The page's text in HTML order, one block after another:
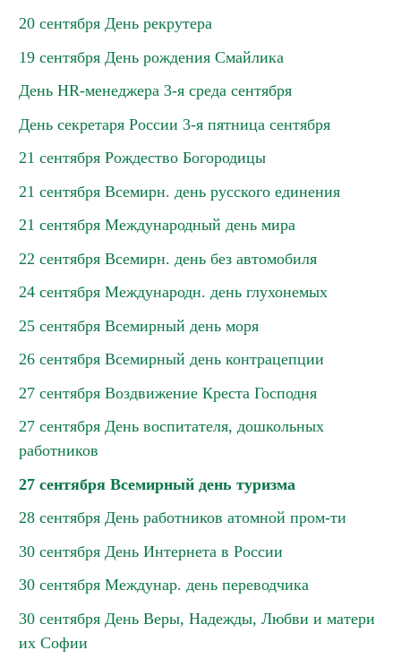
20 сентября День рекрутера
19 сентября День рождения Смайлика
День HR-менеджера 3-я среда сентября
День секретаря России 3-я пятница сентября
21 сентября Рождество Богородицы
21 сентября Всемирн. день русского единения
21 сентября Международный день мира
22 сентября Всемирн. день без автомобиля
24 сентября Международн. день глухонемых
25 сентября Всемирный день моря
26 сентября Всемирный день контрацепции
27 сентября Воздвижение Креста Господня
27 сентября День воспитателя, дошкольных
работников
27 сентября Всемирный день туризма
28 сентября День работников атомной пром-ти
30 сентября День Интернета в России
30 сентября Междунар. день переводчика
30 сентября День Веры, Надежды, Любви и матери
их Софии